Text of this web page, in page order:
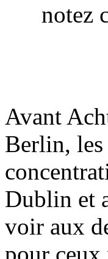
notez
Avant
Berlin, les
Dublin et
voir aux
pour ceux